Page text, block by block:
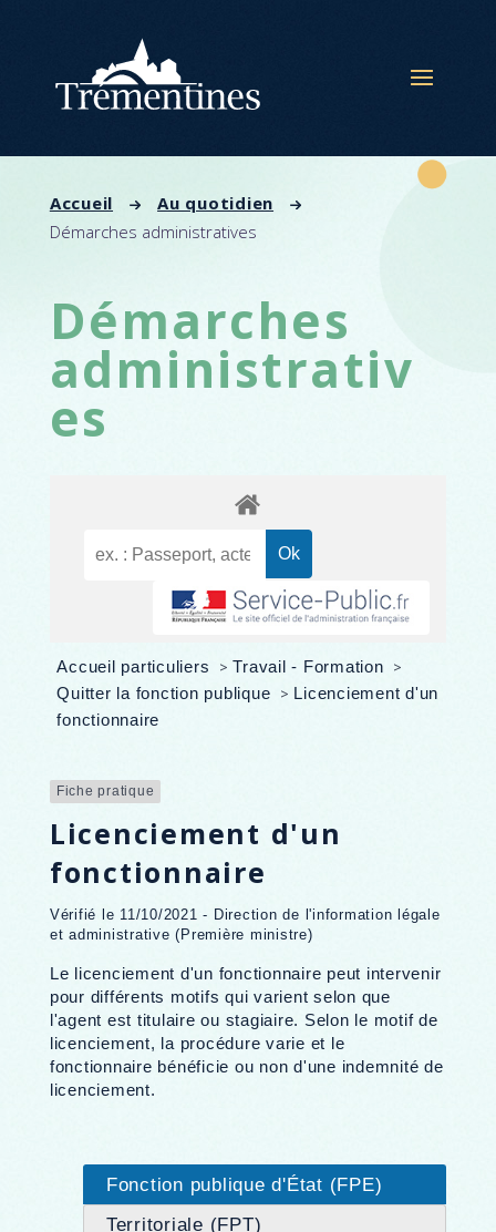
Accueil
Au quotidien
Démarches administratives
Démarches
administrativ
es
Accueil particuliers > Travail - Formation >
Quitter la fonction publique > Licenciement d'un
fonctionnaire
Fiche pratique
Licenciement d'un
fonctionnaire
Vérifié le 11/10/2021 - Direction de l'information légale
et administrative (Première ministre)
Le licenciement d'un fonctionnaire peut intervenir
pour différents motifs qui varient selon que
l'agent est titulaire ou stagiaire. Selon le motif de
licenciement, la procédure varie et le
fonctionnaire bénéficie ou non d'une indemnité de
licenciement.
Fonction publique d'État (FPE)
Territoriale (FPT)